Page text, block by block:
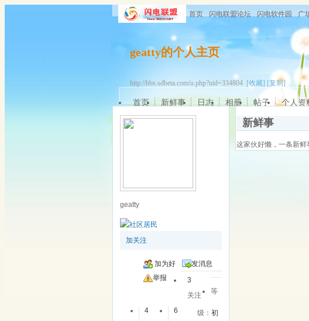
首页 闪电联盟论坛 闪电软件园 广
geatty的个人主页
http://bbs.sdbeta.com/u.php?uid=334804 [收藏] [复制]
首页 新鲜事 日志 相册 帖子 个人资
geatty
加关注
加为好
友
发消息
举报
3
关注
4
6
等
级：初
新鲜事
这家伙好懒，一条新鲜